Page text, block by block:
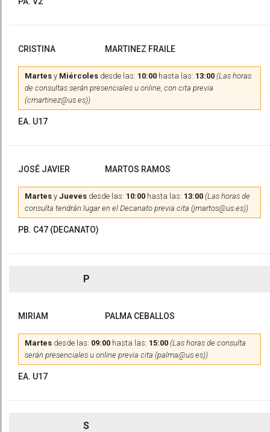
CRISTINA MARTINEZ FRAILE
Martes y Miércoles desde las: 10:00 hasta las: 13:00 (Las horas
de consultas serán presenciales u online, con cita previa
(cmartinez@us.es))
EA. U17
JOSÉ JAVIER MARTOS RAMOS
Martes y Jueves desde las: 10:00 hasta las: 13:00 (Las horas de
consulta tendrán lugar en el Decanato previa cita (jmartos@us.es))
PB. C47 (DECANATO)
P
MIRIAM PALMA CEBALLOS
Martes desde las: 09:00 hasta las: 15:00 (Las horas de consulta
serán presenciales u online previa cita (palma@us.es))
EA. U17
S